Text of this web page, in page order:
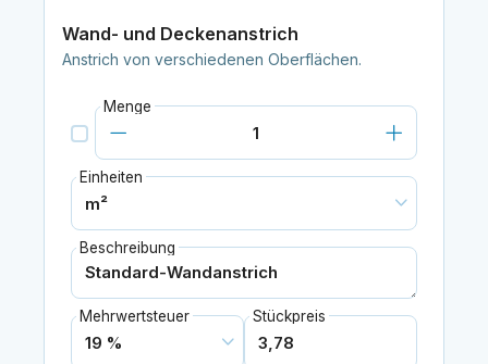
Wand- und Deckenanstrich
Anstrich von verschiedenen Oberflächen.
Menge
Einheiten
Beschreibung
Mehrwertsteuer Stückpreis